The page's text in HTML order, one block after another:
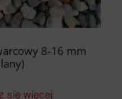
8-16 mm
się więcej